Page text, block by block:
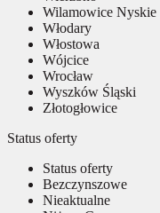
Wilamowice Nyskie
Włodary
Włostowa
Wójcice
Wrocław
Wyszków Śląski
Złotogłowice
Status oferty
Status oferty
Bezczynszowe
Nieaktualne